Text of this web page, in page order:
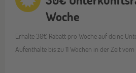
Woche
Erhalte 30€ Rabatt pro Woche auf deine
Aufenthalte bis zu 11 Wochen in der Zeit vom